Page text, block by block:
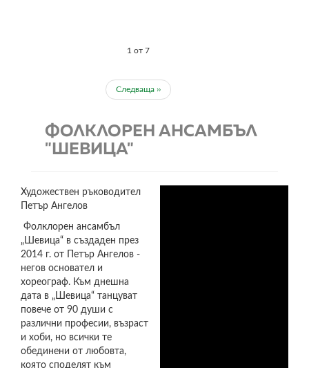
1 от 7
Следваща ››
ФОЛКЛОРЕН АНСАМБЪЛ
"ШЕВИЦА"
Художествен ръководител
Петър Ангелов
Фолклорен ансамбъл
„Шевица“ в създаден през
2014 г. от Петър Ангелов -
негов основател и
хореограф. Към днешна
дата в „Шевица“ танцуват
повече от 90 души с
различни професии, възраст
и хоби, но всички те
обединени от любовта,
която споделят към